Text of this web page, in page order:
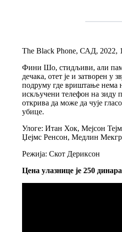
The Black Phone, САД, 2022,
Фини Шо, стидљиви, али
дечака, отет је и затворен у
подруму где вриштање нема
искључени телефон на зиду
открива да може да чује
убице.
Улоге: Итан Хок, Мејсон
Џејмс Ренсон, Медлин
Режија: Скот Дериксон
Цена улазнице је 250